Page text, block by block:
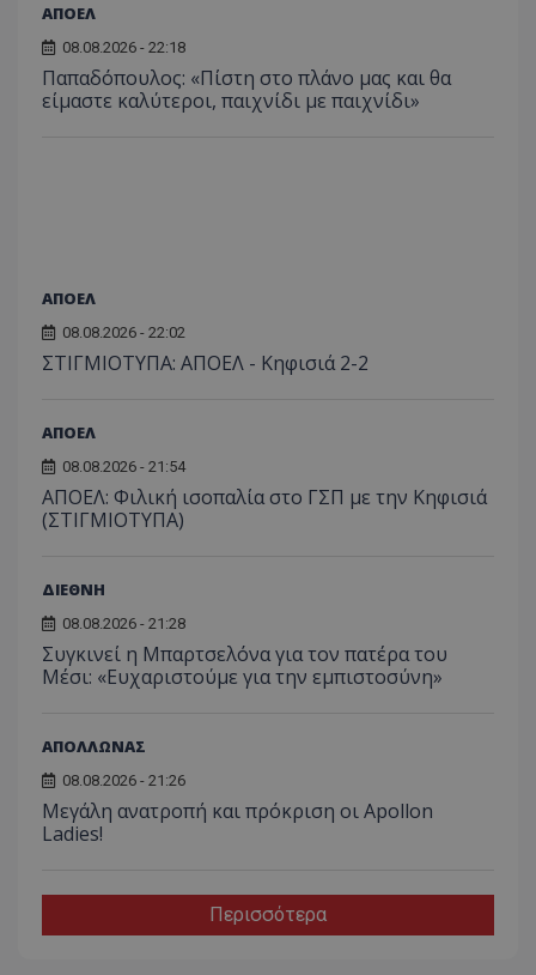
ΑΠΟΕΛ
08.08.2026 - 22:18
Παπαδόπουλος: «Πίστη στο πλάνο μας και θα
είμαστε καλύτεροι, παιχνίδι με παιχνίδι»
ΑΠΟΕΛ
08.08.2026 - 22:02
ΣΤΙΓΜΙΟΤΥΠΑ: ΑΠΟΕΛ - Κηφισιά 2-2
ΑΠΟΕΛ
08.08.2026 - 21:54
ΑΠΟΕΛ: Φιλική ισοπαλία στο ΓΣΠ με την Κηφισιά
(ΣΤΙΓΜΙΟΤΥΠΑ)
ΔΙΕΘΝΗ
08.08.2026 - 21:28
Συγκινεί η Μπαρτσελόνα για τον πατέρα του
Μέσι: «Ευχαριστούμε για την εμπιστοσύνη»
ΑΠΟΛΛΩΝΑΣ
08.08.2026 - 21:26
Μεγάλη ανατροπή και πρόκριση οι Apollon
Ladies!
Περισσότερα